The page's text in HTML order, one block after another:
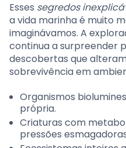
Esses segredos
a vida marinha é muito
imaginávamos. A
continua a surpreender
descobertas que
sobrevivência em
Organismos
própria.
Criaturas com
pressões